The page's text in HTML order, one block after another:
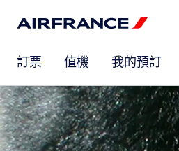
訂票 值機 我的預訂